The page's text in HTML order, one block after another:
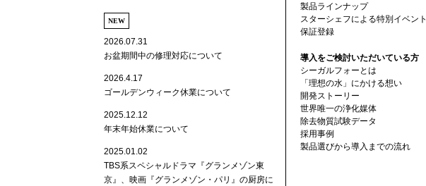
NEW
2026.07.31
お盆期間中の修理対応について
2026.4.17
ゴールデンウィーク休業について
2025.12.12
年末年始休業について
2025.01.02
TBS系スペシャルドラマ『グランメゾン東
京』、映画『グランメゾン・パリ』の厨房に
製品ラインナップ
スターシェフによる特別イベント
保証登録
導入をご検討いただいている方
シーガルフォーとは
「理想の水」にかける想い
開発ストーリー
世界唯一の浄化媒体
除去物質試験データ
採用事例
製品選びから導入までの流れ